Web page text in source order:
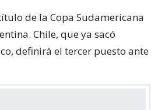
de la Copa Sudamericana
Chile, que ya sacó
definirá el tercer puesto ante